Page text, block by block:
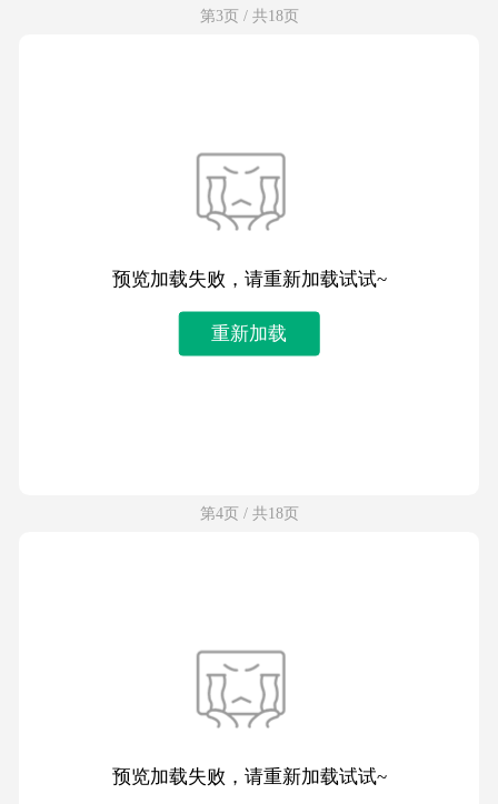
第3页 / 共18页
预览加载失败，请重新加载试试~
重新加载
第4页 / 共18页
预览加载失败，请重新加载试试~